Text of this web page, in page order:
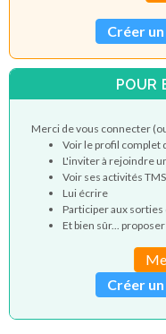
Créer
POUR
Merci de vous connecter
Voir le profil complet
L'inviter à rejoindre
Voir ses activités
Lui écrire
Participer aux
Et bien sûr...
Créer